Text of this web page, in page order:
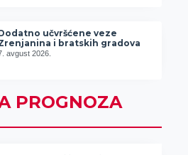
učvršćene veze
i bratskih gradova
avgust 2026.
PROGNOZA